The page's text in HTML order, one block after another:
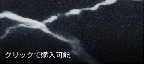
クリックで購入可能